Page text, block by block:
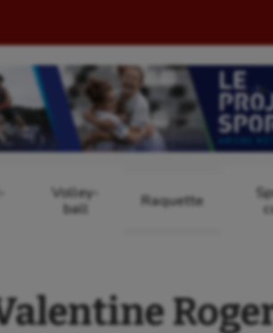
Volley-
ball
Raquette